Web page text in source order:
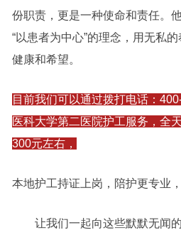
份职责，更是一种使命和责任。
“以患者为中心”的理念，用无私
健康和希望。
目前我们可以通过拨打电话：
医科大学第二医院护工服务，全
300元左右，
本地护工持证上岗，陪护更专业
让我们一起向这些默默无闻的